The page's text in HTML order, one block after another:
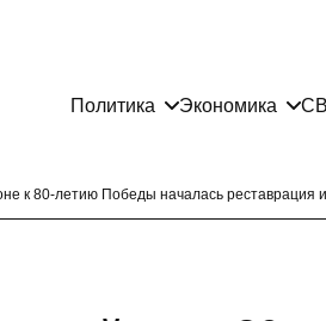
Политика Экономика
к 80-летию Победы началась реставрация